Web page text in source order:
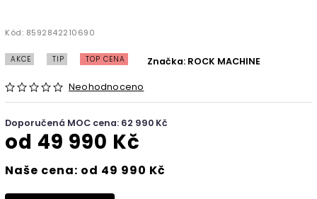
Kód: 8592842210690
AKCE TIP TOP CENA
Neohodnoceno
Značka: ROCK MACHINE
Doporučená MOC cena: 62 990 Kč
od 49 990 Kč
Naše cena: od 49 990 Kč